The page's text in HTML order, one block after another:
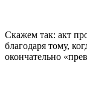
Скажем так: акт
благодаря тому,
окончательно